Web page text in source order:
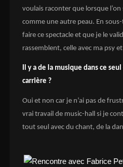
voulais raconter que lorsque
comme une autre peau. En
faire ce spectacle et que je le
rassemblent, celle avec ma psy
Il y a de la musique dans ce
carrière ?
Oui et non car je n’ai pas de
vrai travail de music-hall si je
tout seul avec du chant, de la